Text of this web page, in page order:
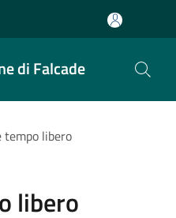
di Falcade
tempo libero
libero